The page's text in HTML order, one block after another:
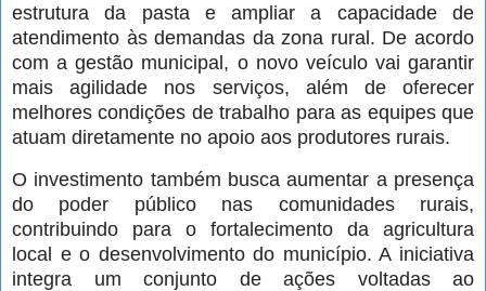
estrutura da pasta e ampliar a capacidade de
atendimento às demandas da zona rural. De acordo
com a gestão municipal, o novo veículo vai garantir
mais agilidade nos serviços, além de oferecer
melhores condições de trabalho para as equipes que
atuam diretamente no apoio aos produtores rurais.
O investimento também busca aumentar a presença
do poder público nas comunidades rurais,
contribuindo para o fortalecimento da agricultura
local e o desenvolvimento do município. A iniciativa
integra um conjunto de ações voltadas ao